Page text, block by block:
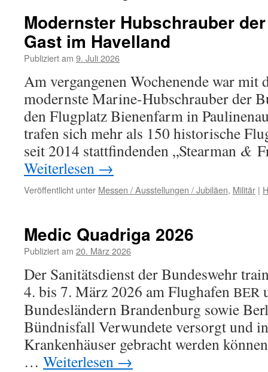
Modernster Hubschrauber
Gast im Havelland
Publiziert am 9. Juli 2026
Am ver­gan­ge­nen Wochenende war mit
moderns­te Marine-Hubschrauber der
den Flugplatz Bienenfarm in
tra­fen sich mehr als 150 his­to­ri­sche
seit 2014 statt­fin­den­den „Stearman &
Weiterlesen →
Veröffentlicht unter Messen / Ausstellungen / Jubiläen, Militär |
Medic Quadriga 2026
Publiziert am 20. März 2026
Der Sanitätsdienst der Bundeswehr
4. bis 7. März 2026 am Flughafen BER
Bundesländern Brandenburg sowie
Bündnisfall Verwundete ver­sorgt und
Krankenhäuser gebracht wer­den
… Weiterlesen →